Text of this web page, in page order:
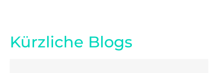
Kürzliche Blogs